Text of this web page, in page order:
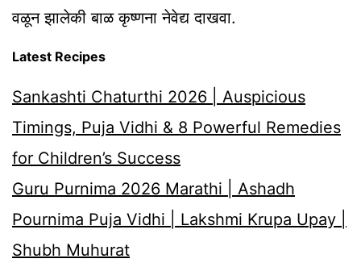
वळून झालेकी बाळ कृष्णना नेवेद्य दाखवा.
Latest Recipes
Sankashti Chaturthi 2026 | Auspicious
Timings, Puja Vidhi & 8 Powerful Remedies
for Children’s Success
Guru Purnima 2026 Marathi | Ashadh
Pournima Puja Vidhi | Lakshmi Krupa Upay |
Shubh Muhurat